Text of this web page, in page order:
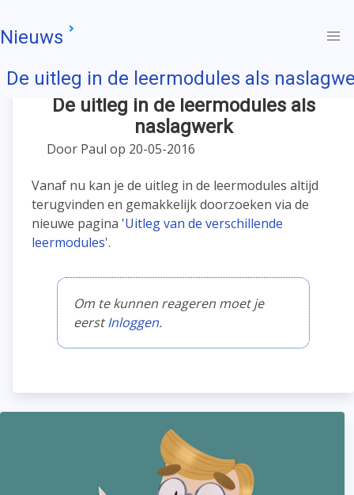
Nieuws
De uitleg in de leermodules als
De uitleg in de leermodules als
naslagwerk
Door Paul op 20-05-2016
Vanaf nu kan je de uitleg in de leermodules altijd
terugvinden en gemakkelijk doorzoeken via de
nieuwe pagina 'Uitleg van de verschillende
leermodules'.
Om te kunnen reageren moet je
eerstInloggen.